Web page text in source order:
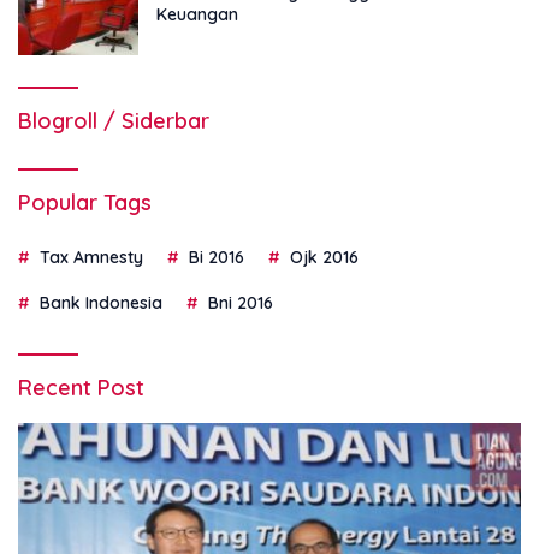
Keuangan
Blogroll / Siderbar
Popular Tags
Tax Amnesty Bi 2016 Ojk 2016
Bank Indonesia Bni 2016
Recent Post